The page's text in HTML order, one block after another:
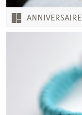
VOS VOEUX !